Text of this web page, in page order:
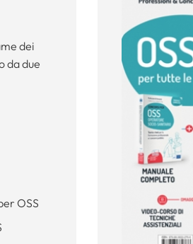
dei
da due
OSS